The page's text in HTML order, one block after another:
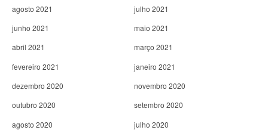
agosto 2021
julho 2021
junho 2021
maio 2021
abril 2021
março 2021
fevereiro 2021
janeiro 2021
dezembro 2020
novembro 2020
outubro 2020
setembro 2020
agosto 2020
julho 2020